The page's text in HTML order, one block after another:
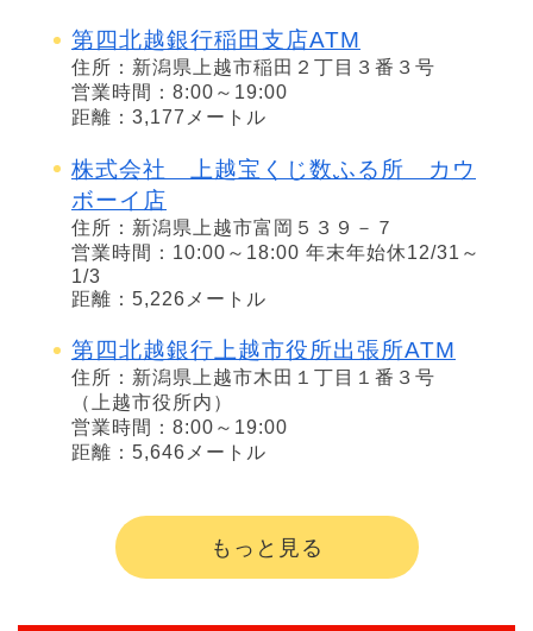
第四北越銀行稲田支店ATM
住所：新潟県上越市稲田２丁目３番３号
営業時間：8:00～19:00
距離：3,177メートル
株式会社 上越宝くじ数ふる所 カウ
ボーイ店
住所：新潟県上越市富岡５３９－７
営業時間：10:00～18:00 年末年始休12/31～
1/3
距離：5,226メートル
第四北越銀行上越市役所出張所ATM
住所：新潟県上越市木田１丁目１番３号
（上越市役所内）
営業時間：8:00～19:00
距離：5,646メートル
もっと見る